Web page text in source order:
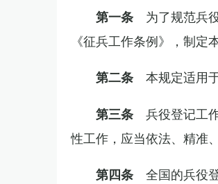
第一条 为了规范兵
《征兵工作条例》，制定
第二条 本规定适用
第三条 兵役登记工
性工作，应当依法、精准
第四条 全国的兵役